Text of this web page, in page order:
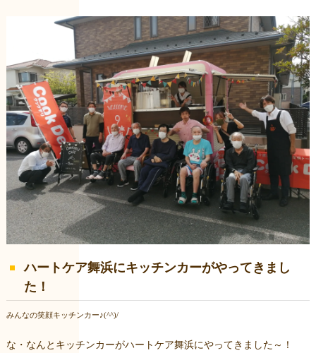
ハートケア舞浜にキッチンカーがやってきまし
た！
みんなの笑顔キッチンカー♪(^^)/
な・なんとキッチンカーがハートケア舞浜にやってきました～！